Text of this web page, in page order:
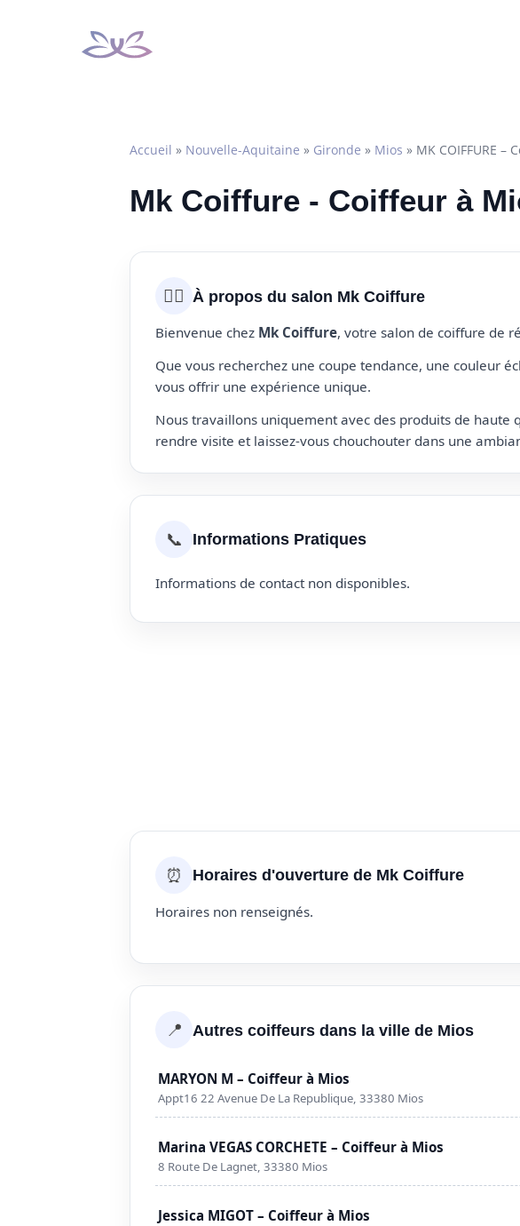
Accueil » Nouvelle-Aquitaine » Gironde » Mios » MK COIFFURE –
Mk Coiffure - Coiffeur à
💇‍♀️ À propos du salon Mk Coiffure
Bienvenue chez Mk Coiffure, votre salon de coiffure de
Que vous recherchez une coupe tendance, une couleur
vous offrir une expérience unique.
Nous travaillons uniquement avec des produits de
rendre visite et laissez-vous chouchouter dans une
📞 Informations Pratiques
Informations de contact non disponibles.
⏰ Horaires d'ouverture de Mk Coiffure
Horaires non renseignés.
📍 Autres coiffeurs dans la ville de Mios
MARYON M – Coiffeur à Mios
Appt16 22 Avenue De La Republique, 33380 Mios
Marina VEGAS CORCHETE – Coiffeur à Mios
8 Route De Lagnet, 33380 Mios
Jessica MIGOT – Coiffeur à Mios